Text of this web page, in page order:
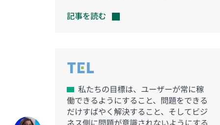
記事を読む
私たちの目標は、ユーザーが常に稼
働できるようにすること、問題をできる
だけすばやく解決すること、そしてビジ